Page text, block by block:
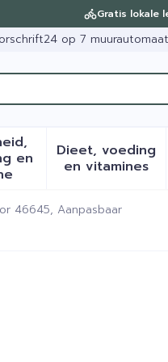
Gratis lokale
24 op 7 muurautomaat
ensubmenu voor
Dieet, voeding
en vitamines
Toon
46645, Aanpasbaar